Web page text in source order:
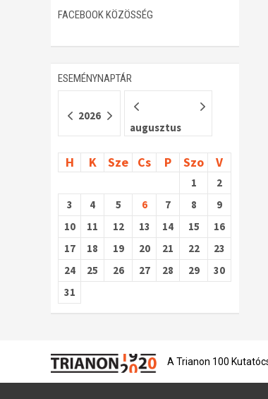
FACEBOOK KÖZÖSSÉG
ESEMÉNYNAPTÁR
2026
augusztus
H K Sze Cs P Szo V
1
2
3
4 5 6 7 8
9
10
11 12 13 14 15
16
17
18 19 20 21 22
23
24
25 26 27 28 29
30
31
A Trianon 100